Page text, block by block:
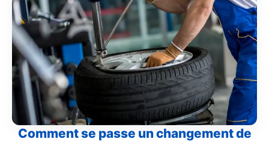
Comment se passe un changement de